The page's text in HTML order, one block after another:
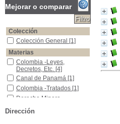
Mejorar o comparar
Colección
Colección General
Colección General [1]
Materias
Colombia -Leyes, Decretos, Etc.
Colombia -Leyes,
Decretos, Etc. [4]
Canal de Panamá
Canal de Panamá [1]
Colombia -Tratados
Colombia -Tratados [1]
Derecho Minero -Legislación -Colombia
Derecho Minero -
Ferrocarriles -Colombia
Ferrocarriles -Colombia
Dirección